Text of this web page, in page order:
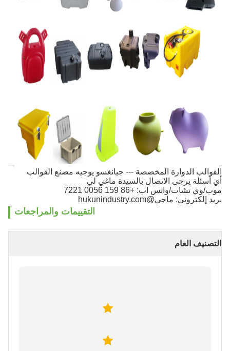
القوالب الدوارة المخصصة --- جيانغسو يوجيه مصنع القوالب
أي أسئلة يرجى الاتصال بالسيدة ماغي لي
موب/وي تشات/واتس اب: +86 159 0056 7221
بريد إلكتروني: ماجي@hukunindustry.com
التقييمات والمراجعات
التصنيف العام